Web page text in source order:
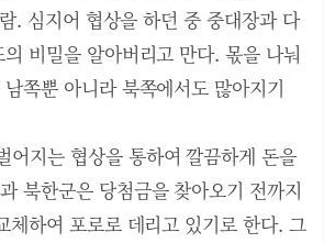
. 심지어 협상을 하던 중 중대장과 다
비밀을 알아버리고 만다. 몫을 나눠
쪽뿐 아니라 북쪽에서도 많아지기
어지는 협상을 통하여 깔끔하게 돈을
북한군은 당첨금을 찾아오기 전까지
체하여 포로로 데리고 있기로 한다. 그